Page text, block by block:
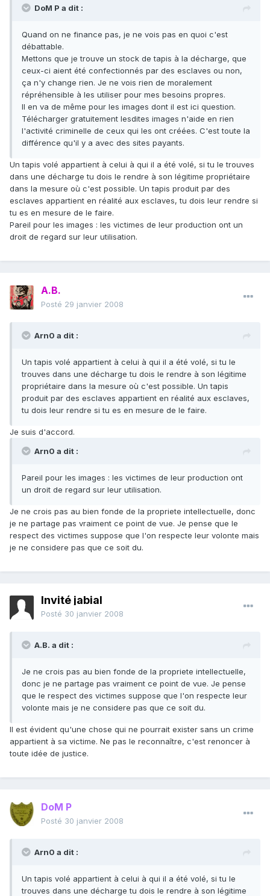
DoM P a dit :
Quand on ne finance pas, je ne vois pas en quoi c'est
débattable.
Mettons que je trouve un stock de tapis à la décharge, que
ceux-ci aient été confectionnés par des esclaves ou non,
ça n'y change rien. Je ne vois rien de moralement
répréhensible à les utiliser pour mes besoins propres.
Il en va de même pour les images dont il est ici question.
Télécharger gratuitement lesdites images n'aide en rien
l'activité criminelle de ceux qui les ont créées. C'est toute la
différence qu'il y a avec des sites payants.
Un tapis volé appartient à celui à qui il a été volé, si tu le trouves
dans une décharge tu dois le rendre à son légitime propriétaire
dans la mesure où c'est possible. Un tapis produit par des
esclaves appartient en réalité aux esclaves, tu dois leur rendre si
tu es en mesure de le faire.
Pareil pour les images : les victimes de leur production ont un
droit de regard sur leur utilisation.
A.B.
Posté 29 janvier 2008
Arn0 a dit :
Un tapis volé appartient à celui à qui il a été volé, si tu le
trouves dans une décharge tu dois le rendre à son légitime
propriétaire dans la mesure où c'est possible. Un tapis
produit par des esclaves appartient en réalité aux esclaves,
tu dois leur rendre si tu es en mesure de le faire.
Je suis d'accord.
Arn0 a dit :
Pareil pour les images : les victimes de leur production ont
un droit de regard sur leur utilisation.
Je ne crois pas au bien fonde de la propriete intellectuelle, donc
je ne partage pas vraiment ce point de vue. Je pense que le
respect des victimes suppose que l'on respecte leur volonte mais
je ne considere pas que ce soit du.
Invité jabial
Posté 30 janvier 2008
A.B. a dit :
Je ne crois pas au bien fonde de la propriete intellectuelle,
donc je ne partage pas vraiment ce point de vue. Je pense
que le respect des victimes suppose que l'on respecte leur
volonte mais je ne considere pas que ce soit du.
Il est évident qu'une chose qui ne pourrait exister sans un crime
appartient à sa victime. Ne pas le reconnaître, c'est renoncer à
toute idée de justice.
DoM P
Posté 30 janvier 2008
Arn0 a dit :
Un tapis volé appartient à celui à qui il a été volé, si tu le
trouves dans une décharge tu dois le rendre à son légitime